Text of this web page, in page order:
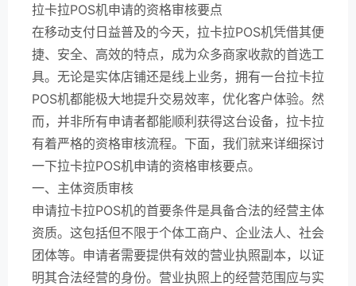
拉卡拉POS机申请的资格审核要点
在移动支付日益普及的今天，拉卡拉POS机凭借其便
捷、安全、高效的特点，成为众多商家收款的首选工
具。无论是实体店铺还是线上业务，拥有一台拉卡拉
POS机都能极大地提升交易效率，优化客户体验。然
而，并非所有申请者都能顺利获得这台设备，拉卡拉
有着严格的资格审核流程。下面，我们就来详细探讨
一下拉卡拉POS机申请的资格审核要点。
一、主体资质审核
申请拉卡拉POS机的首要条件是具备合法的经营主体
资质。这包括但不限于个体工商户、企业法人、社会
团体等。申请者需要提供有效的营业执照副本，以证
明其合法经营的身份。营业执照上的经营范围应与实